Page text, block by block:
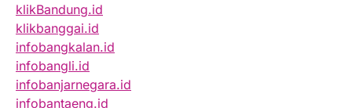
klikBandung.id
klikbanggai.id
infobangkalan.id
infobangli.id
infobanjarnegara.id
infobantaeng.id